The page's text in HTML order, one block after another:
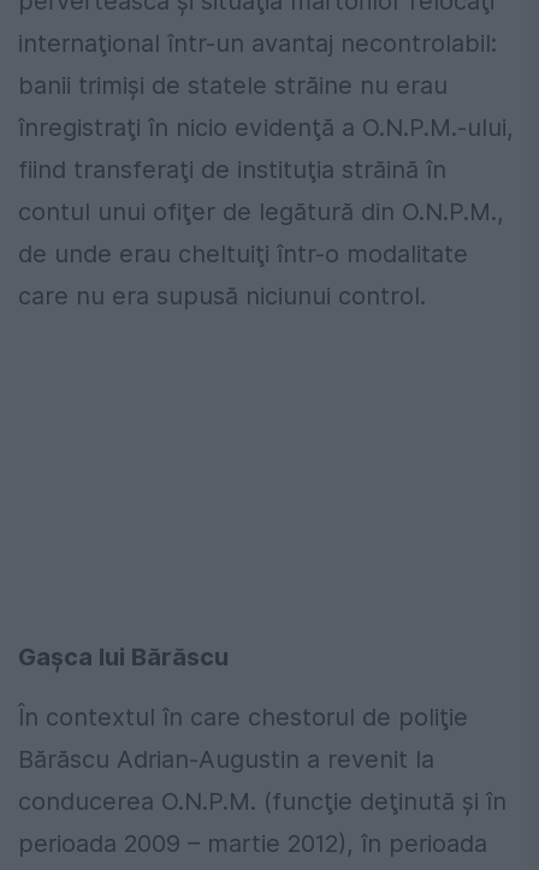
internaţional într-un avantaj necontrolabil:
banii trimişi de statele străine nu erau
înregistraţi în nicio evidenţă a O.N.P.M.-ului,
fiind transferaţi de instituţia străină în
contul unui ofiţer de legătură din O.N.P.M.,
de unde erau cheltuiţi într-o modalitate
care nu era supusă niciunui control.
Gașca lui Bărăscu
În contextul în care chestorul de poliţie
Bărăscu Adrian-Augustin a revenit la
conducerea O.N.P.M. (funcţie deţinută şi în
perioada 2009 – martie 2012), în perioada